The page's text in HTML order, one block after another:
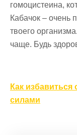
гомоцистеина,
Кабачок – очень
твоего
чаще. Будь
по
Как избавиться
силами